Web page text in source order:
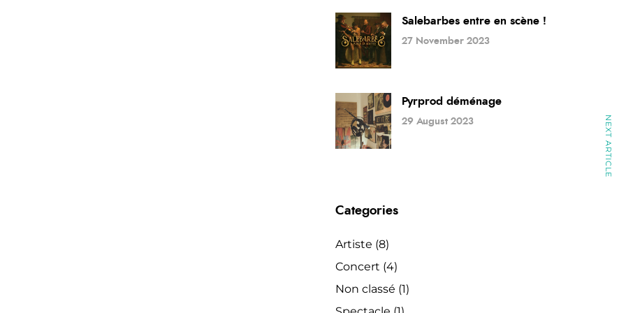
NEXT ARTICLE
Salebarbes entre en scène !
27 November 2023
Pyrprod déménage
29 August 2023
Categories
Artiste (8)
Concert (4)
Non classé (1)